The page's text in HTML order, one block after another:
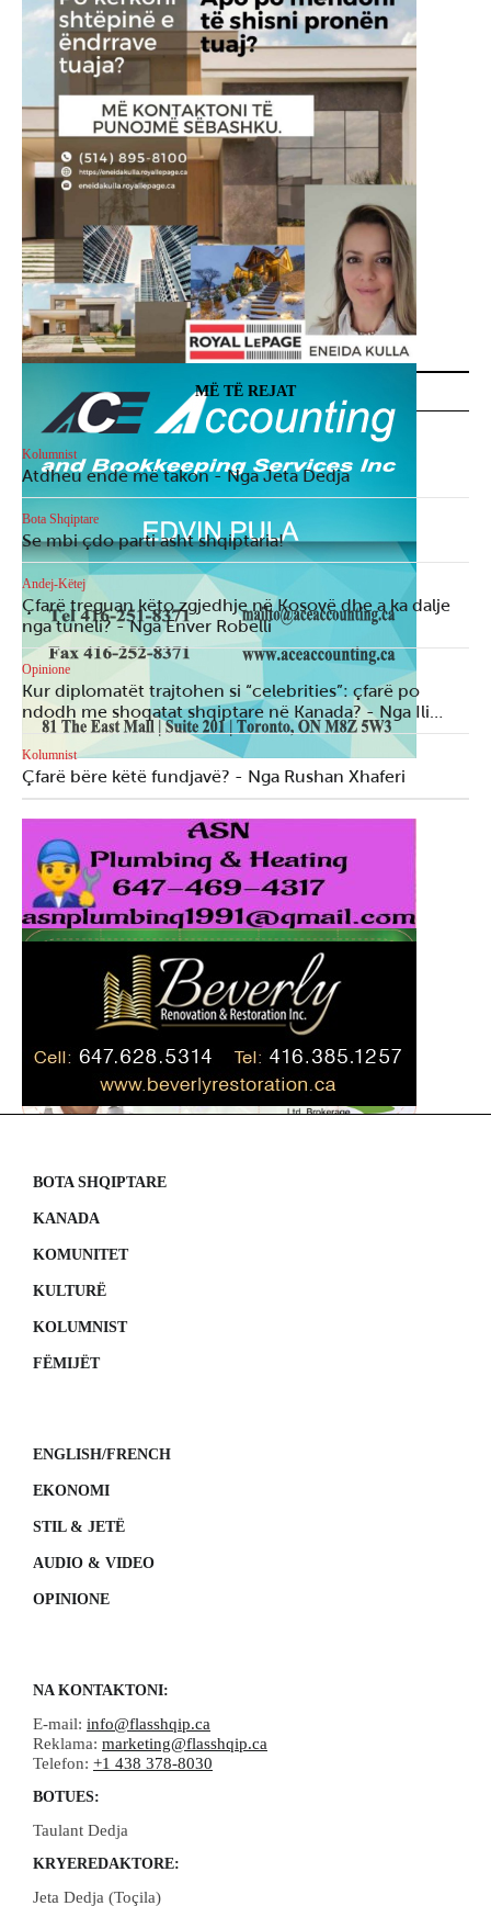
MË TË REJAT
Kolumnist
Atdheu ende më takon - Nga Jeta Dedja
Bota Shqiptare
Se mbi çdo parti asht shqiptaria!
Andej-Këtej
Çfarë treguan këto zgjedhje në Kosovë dhe a ka dalje
nga tuneli? - Nga Enver Robelli
Opinione
Kur diplomatët trajtohen si “celebrities”: çfarë po
ndodh me shoqatat shqiptare në Kanada? - Nga Ili…
Kolumnist
Çfarë bëre këtë fundjavë? - Nga Rushan Xhaferi
BOTA SHQIPTARE
KANADA
KOMUNITET
KULTURË
KOLUMNIST
FËMIJËT
ENGLISH/FRENCH
EKONOMI
STIL & JETË
AUDIO & VIDEO
OPINIONE
NA KONTAKTONI:
E-mail: info@flasshqip.ca
Reklama: marketing@flasshqip.ca
Telefon: +1 438 378-8030
BOTUES:
Taulant Dedja
KRYEREDAKTORE:
Jeta Dedja (Toçila)